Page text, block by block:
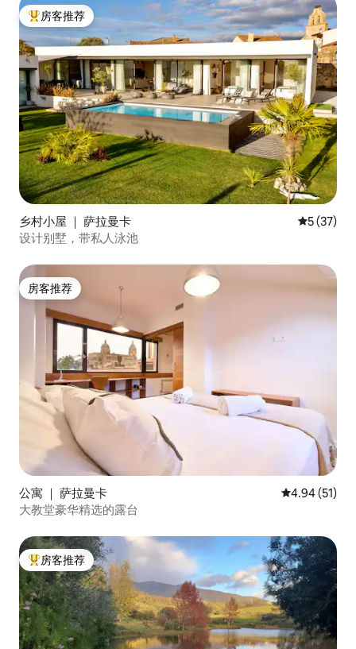
热门「房客推荐」
房客推荐
乡村小屋 ｜ 萨拉曼卡 平均评分
5 (37)
设计别墅，带私人泳池
房客推荐
房客推荐
公寓 ｜ 萨拉曼卡 平均评分
4.94 (51)
大教堂豪华精选的露台
热门「房客推荐」
房客推荐